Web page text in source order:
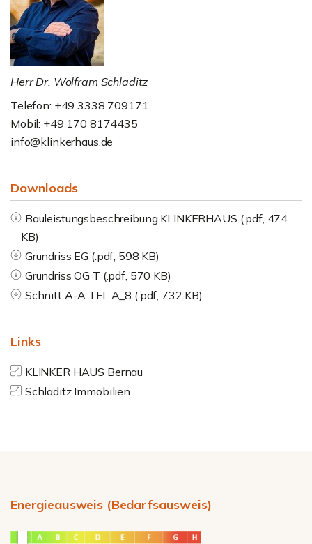
Herr Dr. Wolfram Schladitz
Telefon: +49 3338 709171
Mobil: +49 170 8174435
info@klinkerhaus.de
Downloads
Bauleistungsbeschreibung KLINKERHAUS (.pdf, 474
KB)
Grundriss EG (.pdf, 598 KB)
Grundriss OG T (.pdf, 570 KB)
Schnitt A-A TFL A_8 (.pdf, 732 KB)
Links
KLINKER HAUS Bernau
Schladitz Immobilien
Energieausweis (Bedarfsausweis)